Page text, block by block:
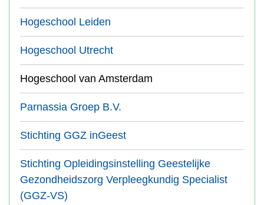
Hogeschool Leiden
Hogeschool Utrecht
Hogeschool van Amsterdam
Parnassia Groep B.V.
Stichting GGZ inGeest
Stichting Opleidingsinstelling Geestelijke
Gezondheidszorg Verpleegkundig Specialist
(GGZ-VS)